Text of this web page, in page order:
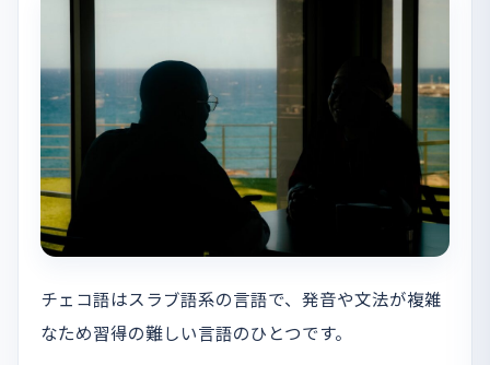
チェコ語はスラブ語系の言語で、発音や文法が複雑
なため習得の難しい言語のひとつです。